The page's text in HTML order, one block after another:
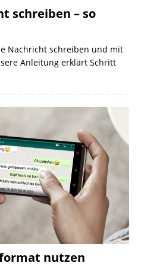
schreiben – so
Nachricht schreiben und mit
Anleitung erklärt Schritt
nutzen